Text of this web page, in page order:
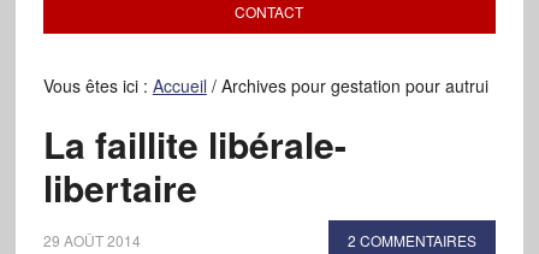
CONTACT
Vous êtes ici : Accueil /Archives pour gestation pour autrui
La faillite libérale-
libertaire
29 AOÛT 2014 2 COMMENTAIRES